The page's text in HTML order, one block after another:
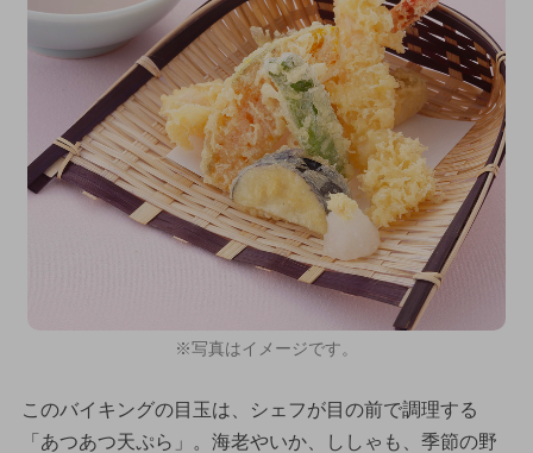
※写真はイメージです。
このバイキングの目玉は、シェフが目の前で調理する
「あつあつ天ぷら」。海老やいか、ししゃも、季節の野